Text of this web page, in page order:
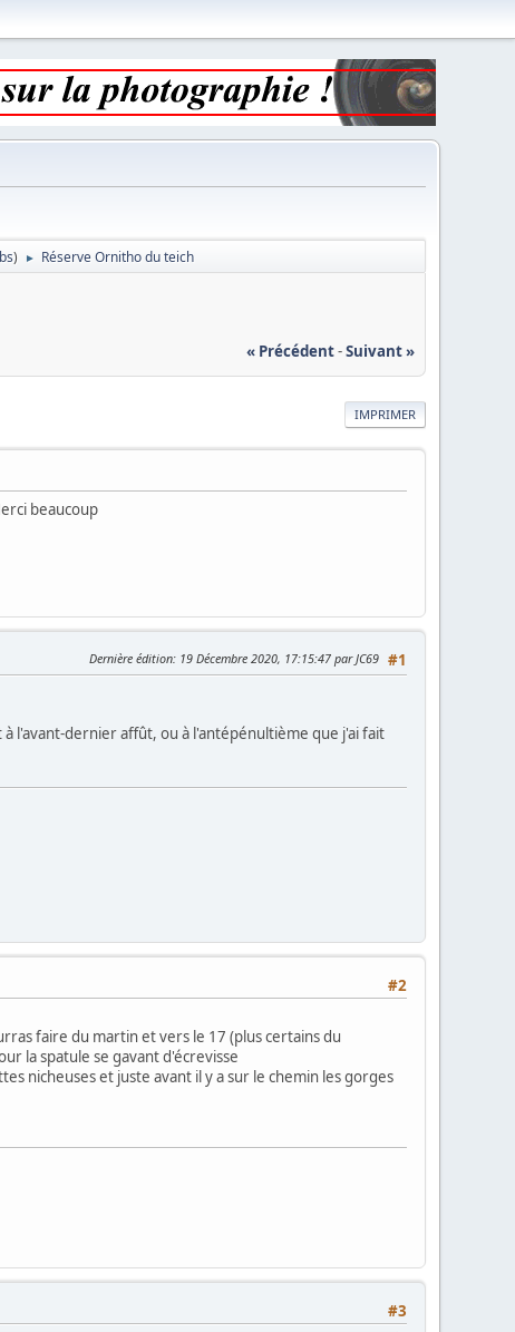
) ► Réserve Ornitho du teich
« Précédent-Suivant »
IMPRIMER
beaucoup
#1
Dernière édition: 19 Décembre 2020, 17:15:47 par JC69
à l'avant-dernier affût, ou à l'antépénultième que j'ai fait
#2
faire du martin et vers le 17 (plus certains du
la spatule se gavant d'écrevisse
nicheuses et juste avant il y a sur le chemin les gorges
#3